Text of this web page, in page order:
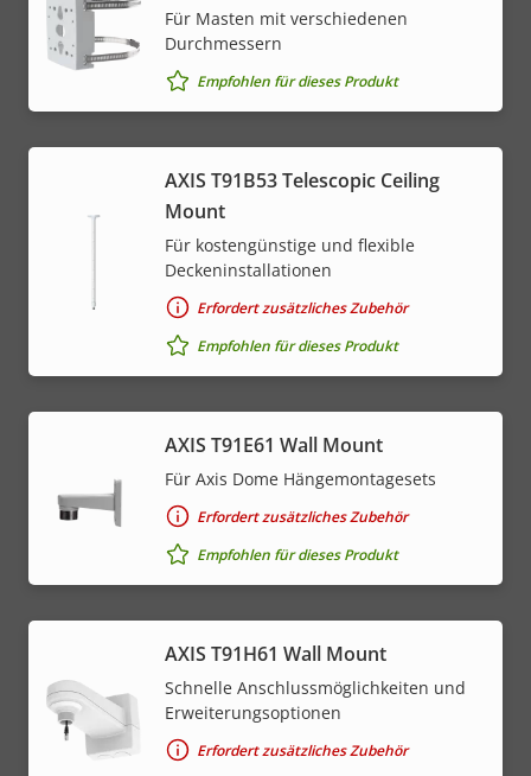
Für Masten mit verschiedenen
Durchmessern
Empfohlen für dieses Produkt
AXIS T91B53 Telescopic Ceiling
Mount
Für kostengünstige und flexible
Deckeninstallationen
Erfordert zusätzliches Zubehör
Empfohlen für dieses Produkt
AXIS T91E61 Wall Mount
Für Axis Dome Hängemontagesets
Erfordert zusätzliches Zubehör
Empfohlen für dieses Produkt
AXIS T91H61 Wall Mount
Schnelle Anschlussmöglichkeiten und
Erweiterungsoptionen
Erfordert zusätzliches Zubehör